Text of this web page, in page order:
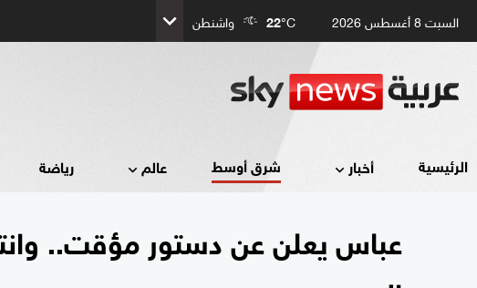
السبت 8 أغسطس 2026 22°C واشنطن
الرئيسية أخبار شرق أوسط عالم رياضة
عباس يعلن عن دستور مؤقت..